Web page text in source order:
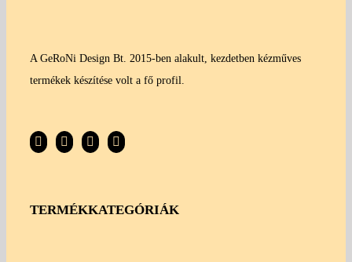
A GeRoNi Design Bt. 2015-ben alakult, kezdetben kézműves
termékek készítése volt a fő profil.
TERMÉKKATEGÓRIÁK